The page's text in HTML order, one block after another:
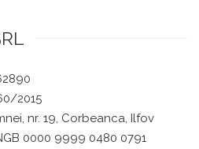
2015
nr. 19, Corbeanca, Ilfov
0000 9999 0480 0791